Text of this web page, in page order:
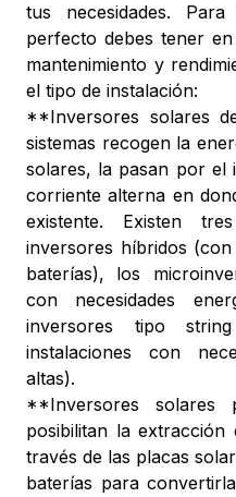
tus necesidades.
perfecto debes tener
mantenimiento y
el tipo de instalación:
**Inversores solares
sistemas recogen la
solares, la pasan por
corriente alterna en
existente. Existen
inversores híbridos
baterías), los
con necesidades
inversores tipo
instalaciones con
altas).
**Inversores solares
posibilitan la
través de las placas
baterías para